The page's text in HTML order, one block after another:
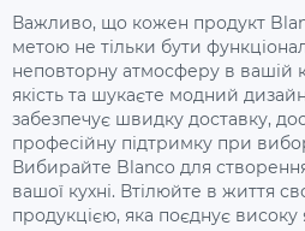
Важливо, що кожен продукт
метою не тільки бути
неповторну атмосферу в вашій
якість та шукаєте модний
забезпечує швидку доставку,
професійну підтримку при
Вибирайте Blanco для
вашої кухні. Втілюйте в життя
продукцією, яка поєднує високу